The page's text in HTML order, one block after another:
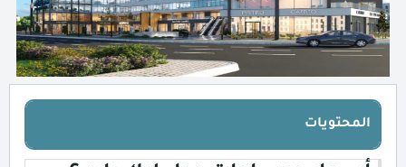
المحتويات